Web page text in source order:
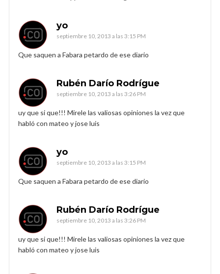
yo
septiembre 10, 2013 a las 3:15 PM
Que saquen a Fabara petardo de ese diario
Rubén Darío Rodrígue
septiembre 10, 2013 a las 3:26 PM
uy que si que!!! Mirele las valiosas opiniones la vez que
habló con mateo y jose luis
yo
septiembre 10, 2013 a las 3:15 PM
Que saquen a Fabara petardo de ese diario
Rubén Darío Rodrígue
septiembre 10, 2013 a las 3:26 PM
uy que si que!!! Mirele las valiosas opiniones la vez que
habló con mateo y jose luis